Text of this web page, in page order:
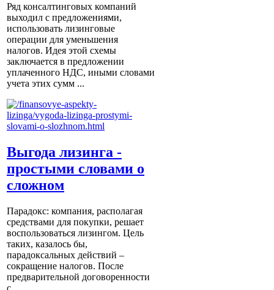
Ряд консалтинговых компаний
выходил с предложениями,
использовать лизинговые
операции для уменьшения
налогов. Идея этой схемы
заключается в предложении
уплаченного НДС, иными словами
учета этих сумм ...
Выгода лизинга -
простыми словами о
сложном
Парадокс: компания, располагая
средствами для покупки, решает
воспользоваться лизингом. Цель
таких, казалось бы,
парадоксальных действий –
сокращение налогов. После
предварительной договоренности
с ...